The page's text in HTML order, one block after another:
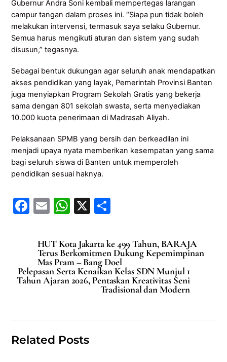
Gubernur Andra Soni kembali mempertegas larangan
campur tangan dalam proses ini. “Siapa pun tidak boleh
melakukan intervensi, termasuk saya selaku Gubernur.
Semua harus mengikuti aturan dan sistem yang sudah
disusun,” tegasnya.
Sebagai bentuk dukungan agar seluruh anak mendapatkan
akses pendidikan yang layak, Pemerintah Provinsi Banten
juga menyiapkan Program Sekolah Gratis yang bekerja
sama dengan 801 sekolah swasta, serta menyediakan
10.000 kuota penerimaan di Madrasah Aliyah.
Pelaksanaan SPMB yang bersih dan berkeadilan ini
menjadi upaya nyata memberikan kesempatan yang sama
bagi seluruh siswa di Banten untuk memperoleh
pendidikan sesuai haknya.
F
c
e
b
o
E
ai
l
W
at
s
A
p
X
ar
e
HUT Kota Jakarta ke 499 Tahun, BARAJA
Terus Berkomitmen Dukung Kepemimpinan
Mas Pram – Bang Doel
‎Pelepasan Serta Kenaikan Kelas SDN Munjul 1
Tahun Ajaran 2026, Pentaskan Kreativitas Seni
Tradisional dan Modern
Related Posts